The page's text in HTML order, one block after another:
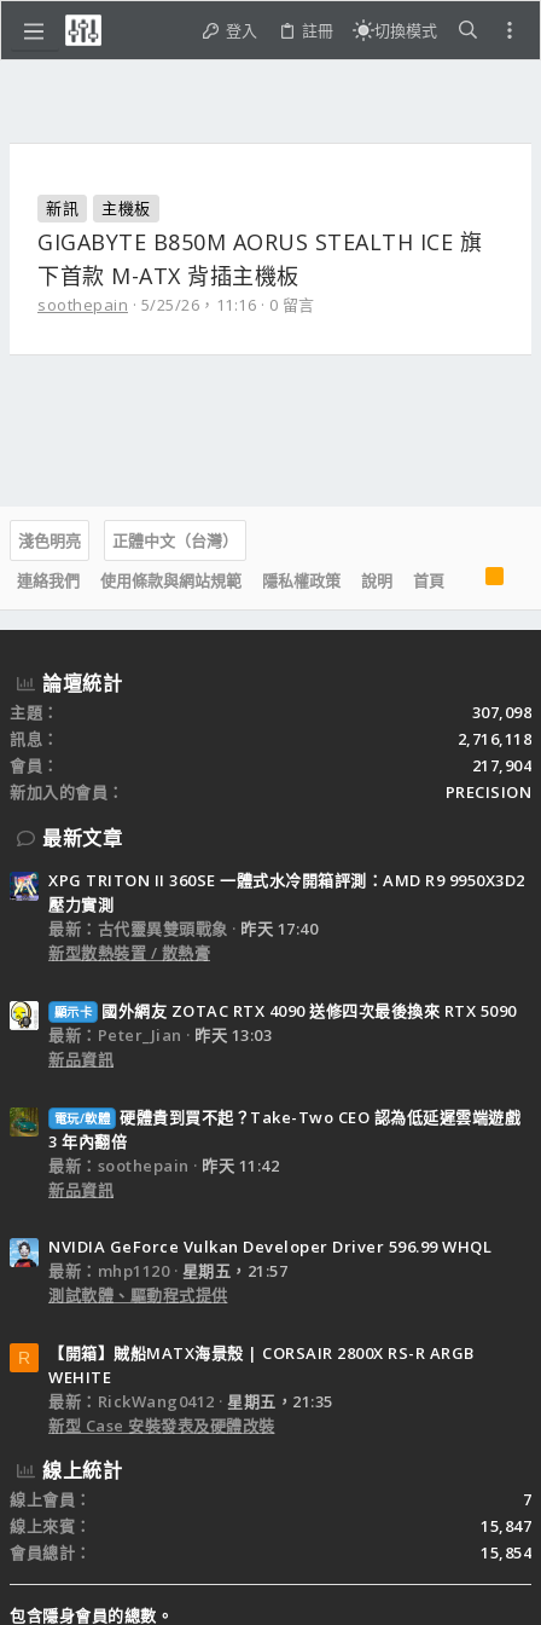
登入 註冊 切換模式
新訊 主機板
GIGABYTE B850M AORUS STEALTH ICE 旗
下首款 M-ATX 背插主機板
soothepain 5/25/26，11:16 0 留言
淺色明亮
正體中文（台灣）
連絡我們
使用條款與網站規範 隱私權政策 說明 首頁
R
S
S
論壇統計
主題
307,098
訊息
2,716,118
會員
217,904
新加入的會員
PRECISION
最新文章
XPG TRITON II 360SE 一體式水冷開箱評測：AMD R9 9950X3D2
壓力實測
最新：古代靈異雙頭戰象
昨天 17:40
新型散熱裝置 / 散熱膏
顯示卡
國外網友 ZOTAC RTX 4090 送修四次最後換來 RTX 5090
最新：Peter_Jian
昨天 13:03
新品資訊
電玩/軟體 硬體貴到買不起？Take-Two CEO 認為低延遲雲端遊戲
3 年內翻倍
最新：soothepain
昨天 11:42
新品資訊
NVIDIA GeForce Vulkan Developer Driver 596.99 WHQL
最新：mhp1120
星期五，21:57
測試軟體、驅動程式提供
R
【開箱】賊船MATX海景殼 | CORSAIR 2800X RS-R ARGB
WEHITE
最新：RickWang0412
星期五，21:35
新型 Case 安裝發表及硬體改裝
線上統計
線上會員
7
線上來賓
15,847
會員總計
15,854
包含隱身會員的總數。